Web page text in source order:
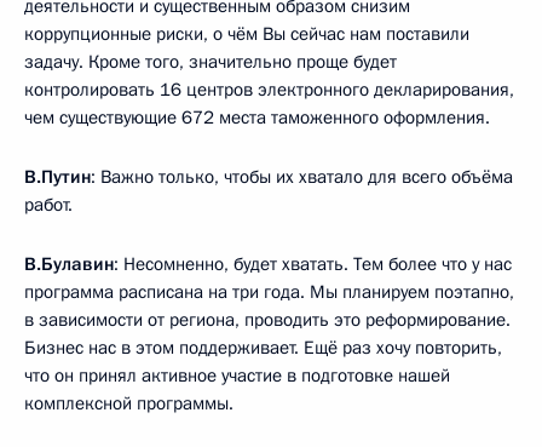
деятельности и существенным образом снизим
коррупционные риски, о чём Вы сейчас нам поставили
задачу. Кроме того, значительно проще будет
контролировать 16 центров электронного декларирования,
чем существующие 672 места таможенного оформления.
В.Путин: Важно только, чтобы их хватало для всего объёма
работ.
В.Булавин: Несомненно, будет хватать. Тем более что у нас
программа расписана на три года. Мы планируем поэтапно,
в зависимости от региона, проводить это реформирование.
Бизнес нас в этом поддерживает. Ещё раз хочу повторить,
что он принял активное участие в подготовке нашей
комплексной программы.